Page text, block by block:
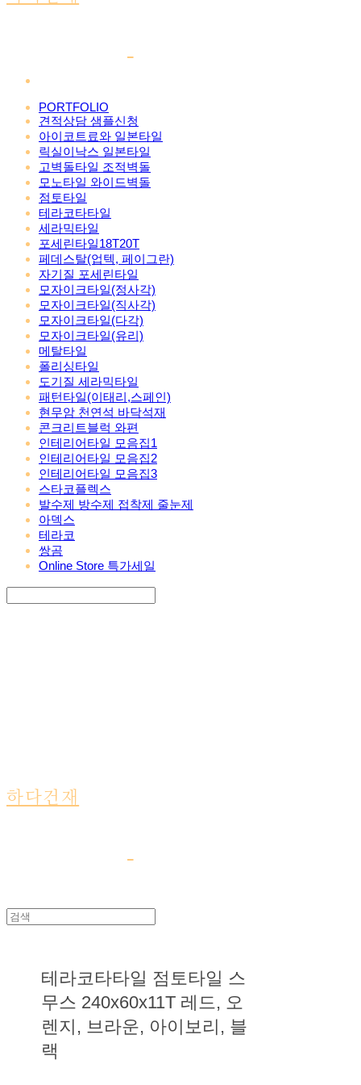
PORTFOLIO
견적상담 샘플신청
아이코트료와 일본타일
릭실이낙스 일본타일
고벽돌타일 조적벽돌
모노타일 와이드벽돌
점토타일
테라코타타일
세라믹타일
포세린타일18T20T
페데스탈(업텍, 페이그란)
자기질 포세린타일
모자이크타일(정사각)
모자이크타일(직사각)
모자이크타일(다각)
모자이크타일(유리)
메탈타일
폴리싱타일
도기질 세라믹타일
패턴타일(이태리,스페인)
현무암 천연석 바닥석재
콘크리트블럭 와편
인테리어타일 모음집1
인테리어타일 모음집2
인테리어타일 모음집3
스타코플렉스
발수제 방수제 접착제 줄눈제
아덱스
테라코
쌍곰
Online Store 특가세일
하다건재
테라코타타일 점토타일 스
무스 240x60x11T 레드, 오
렌지, 브라운, 아이보리, 블
랙